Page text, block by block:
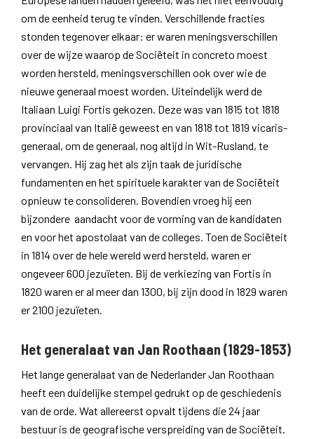
om de eenheid terug te vinden. Verschillende fracties
stonden tegenover elkaar: er waren meningsverschillen
over de wijze waarop de Sociëteit in concreto moest
worden hersteld, meningsverschillen ook over wie de
nieuwe generaal moest worden. Uiteindelijk werd de
Italiaan Luigi Fortis gekozen. Deze was van 1815 tot 1818
provinciaal van Italië geweest en van 1818 tot 1819 vicaris-
generaal, om de generaal, nog altijd in Wit-Rusland, te
vervangen. Hij zag het als zijn taak de juridische
fundamenten en het spirituele karakter van de Sociëteit
opnieuw te consolideren. Bovendien vroeg hij een
bijzondere aandacht voor de vorming van de kandidaten
en voor het apostolaat van de colleges. Toen de Sociëteit
in 1814 over de hele wereld werd hersteld, waren er
ongeveer 600 jezuïeten. Bij de verkiezing van Fortis in
1820 waren er al meer dan 1300, bij zijn dood in 1829 waren
er 2100 jezuïeten.
Het generalaat van Jan Roothaan (1829-1853)
Het lange generalaat van de Nederlander Jan Roothaan
heeft een duidelijke stempel gedrukt op de geschiedenis
van de orde. Wat allereerst opvalt tijdens die 24 jaar
bestuur is de geografische verspreiding van de Sociëteit.